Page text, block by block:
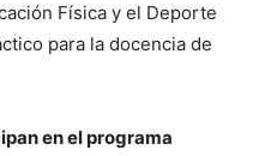
Física y el Deporte
para la docencia de
en el programa